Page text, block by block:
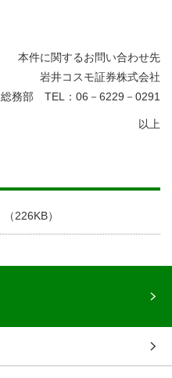
本件に関するお問い合わせ先
岩井コスモ証券株式会社
総務部 TEL：06－6229－0291
以上
（226KB）